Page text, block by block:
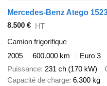
Mercedes-Benz Atego
8.500 € HT
Camion frigorifique
2005
600.000 km
Euro 3
Puissance 231 ch (170 kW)
Capacité de charge 6.300 kg